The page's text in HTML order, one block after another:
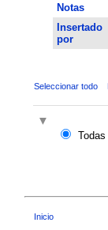
Notas
Insertado
por
Seleccionar todo
Inicio